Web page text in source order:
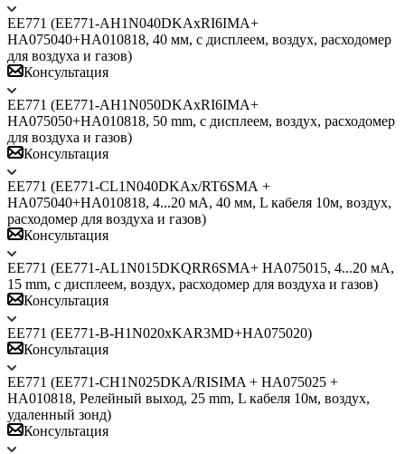
ЕЕ771 (EE771-AH1N040DKAxRI6IMA+
HA075040+HA010818, 40 мм, с дисплеем, воздух, расходомер
для воздуха и газов)
Консультация
ЕЕ771 (EE771-AH1N050DKAxRI6IMA+
HA075050+HA010818, 50 mm, с дисплеем, воздух, расходомер
для воздуха и газов)
Консультация
ЕЕ771 (EE771-СL1N040DKАх/RT6SMА +
HA075040+HA010818, 4...20 мА, 40 мм, L кабеля 10м, воздух,
расходомер для воздуха и газов)
Консультация
ЕЕ771 (EE771-AL1N015DKQRR6SMA+ HA075015, 4...20 мА,
15 mm, с дисплеем, воздух, расходомер для воздуха и газов)
Консультация
ЕЕ771 (EE771-B-H1N020xKAR3MD+HA075020)
Консультация
ЕЕ771 (EE771-CH1N025DKA/RISIMA + HA075025 +
HA010818, Релейный выход, 25 mm, L кабеля 10м, воздух,
удаленный зонд)
Консультация